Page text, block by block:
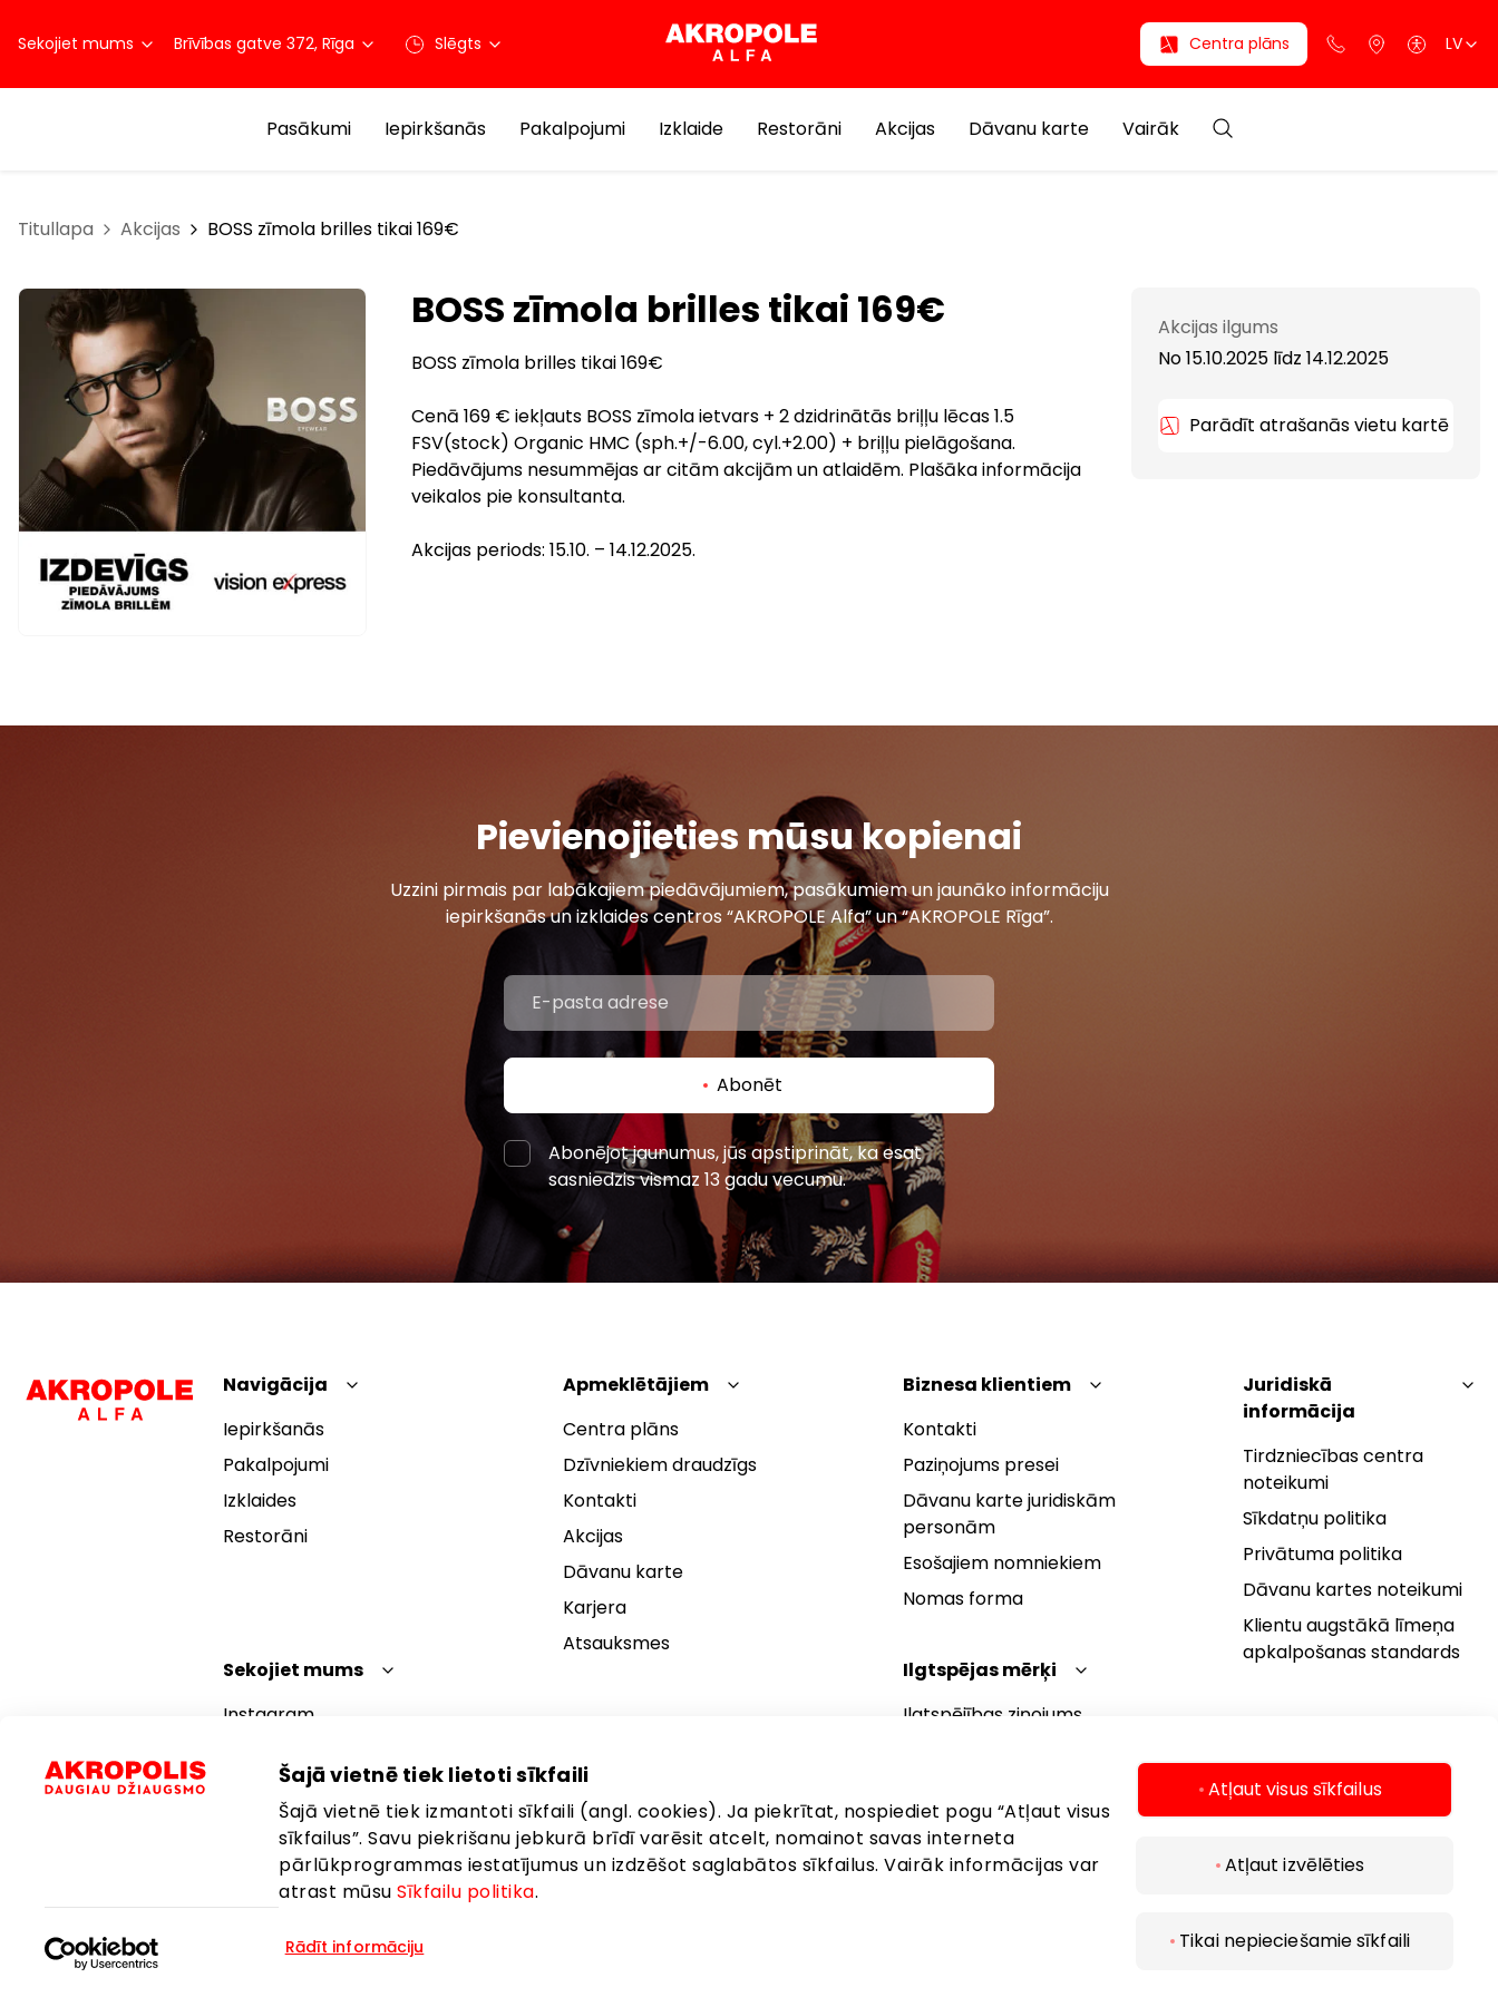
Šajā vietnē tiek lietoti sīkfaili
Šajā vietnē tiek izmantoti sīkfaili (angl. cookies). Ja piekrītat, nospiediet pogu “Atļaut visus
sīkfailus”. Savu piekrišanu jebkurā brīdī varēsit atcelt, nomainot savas interneta
pārlūkprogrammas iestatījumus un izdzēšot saglabātos sīkfailus. Vairāk informācijas var
atrast mūsu Sīkfailu politika.
Rādīt informāciju
Atļaut visus sīkfailus
Atļaut izvēlēties
Tikai nepieciešamie sīkfaili
Sekojiet mums Brīvības gatve 372, Rīga Slēgts Centra plāns LV
Pasākumi Iepirkšanās Pakalpojumi Izklaide Restorāni Akcijas Dāvanu karte Vairāk
Titullapa Akcijas BOSS zīmola brilles tikai 169€
BOSS zīmola brilles tikai 169€
BOSS zīmola brilles tikai 169€
Cenā 169 € iekļauts BOSS zīmola ietvars + 2 dzidrinātās briļļu lēcas 1.5
FSV(stock) Organic HMC (sph.+/-6.00, cyl.+2.00) + briļļu pielāgošana.
Piedāvājums nesummējas ar citām akcijām un atlaidēm. Plašāka informācija
veikalos pie konsultanta.
Akcijas periods: 15.10. – 14.12.2025.
Akcijas ilgums
No 15.10.2025 līdz 14.12.2025
Parādīt atrašanās vietu kartē
Pievienojieties mūsu kopienai
Uzzini pirmais par labākajiem piedāvājumiem, pasākumiem un jaunāko informāciju
iepirkšanās un izklaides centros “AKROPOLE Alfa” un “AKROPOLE Rīga”.
Abonēt
Abonējot jaunumus, jūs apstiprināt, ka esat
sasniedzis vismaz 13 gadu vecumu.
Navigācija
Iepirkšanās
Pakalpojumi
Izklaides
Restorāni
Apmeklētājiem
Centra plāns
Dzīvniekiem draudzīgs
Kontakti
Akcijas
Dāvanu karte
Karjera
Atsauksmes
Biznesa klientiem
Kontakti
Paziņojums presei
Dāvanu karte juridiskām
personām
Esošajiem nomniekiem
Nomas forma
Ilgtspējas mērķi
Ilgtspējības ziņojums
Juridiskā
informācija
Tirdzniecības centra
noteikumi
Sīkdatņu politika
Privātuma politika
Dāvanu kartes noteikumi
Klientu augstākā līmeņa
apkalpošanas standards
Sekojiet mums
Instagram
YouTube
Valoda:Latviešu